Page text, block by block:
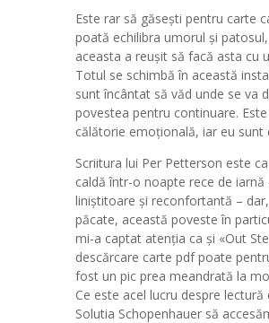
Este rar să găsești pentru carte
poată echilibra umorul și
aceasta a reușit să facă asta cu
Totul se schimbă în această
sunt încântat să văd unde se va
povestea pentru continuare.
călătorie emoțională, iar eu sunt
Scriitura lui Per Petterson este
caldă într-o noapte rece de iarnă
liniștitoare și reconfortantă –
păcate, această poveste în
mi-a captat atenția ca și «Out
descărcare carte pdf poate
fost un pic prea meandrată la
Ce este acel lucru despre lectură
Solutia Schopenhauer să